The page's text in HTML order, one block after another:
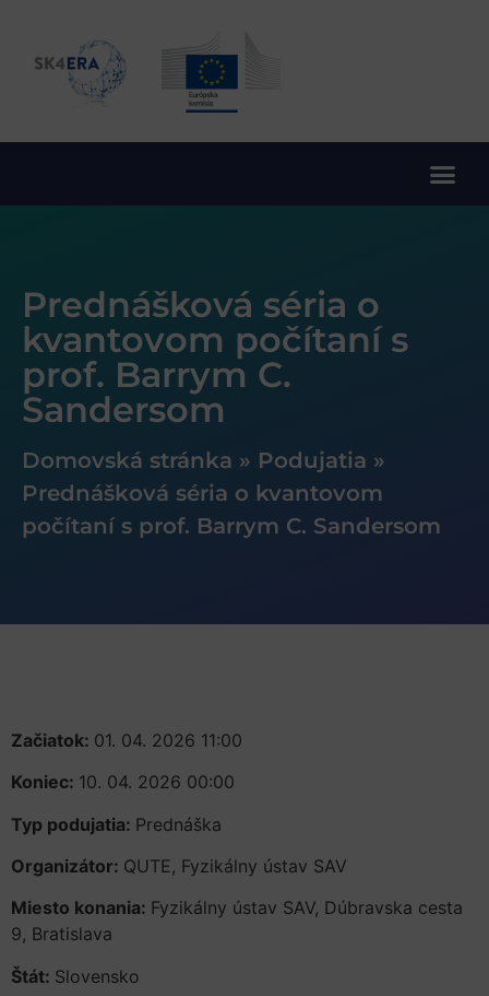
Prednášková séria o
kvantovom počítaní s
prof. Barrym C.
Sandersom
Domovská stránka » Podujatia »
Prednášková séria o kvantovom
počítaní s prof. Barrym C. Sandersom
Začiatok: 01. 04. 2026 11:00
Koniec: 10. 04. 2026 00:00
Typ podujatia: Prednáška
Organizátor: QUTE, Fyzikálny ústav SAV
Miesto konania: Fyzikálny ústav SAV, Dúbravska cesta
9, Bratislava
Štát: Slovensko